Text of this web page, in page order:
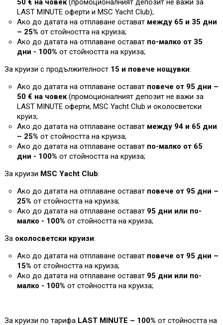
LAST MINUTE оферти и MSC Yacht Club);
Ако до датата на отплаване остават между 65 и 35 дни
– 25% от стойността на круиза;
Ако до датата на отплаване остават по-малко от 35
дни - 100% от стойността на круиза;
За круизи с продължителност 15 и повече нощувки:
Ако до датата на отплаване остават повече от 95 дни –
50 € на човек (промоционалният депозит не важи за
LAST MINUTE оферти, MSC Yacht Club и околосветски
круиз;
Ако до датата на отплаване остават между 94 и 65 дни
– 25% от стойността на круиза;
Ако до датата на отплаване остават по-малко от 65
дни - 100% от стойността на круиза;
За круизи MSC Yacht Club:
Ако до датата на отплаване остават повече от 95 дни –
25% от стойността на круиза;
Ако до датата на отплаване остават 95 дни или по-
малко - 100% от стойността на круиза;
За околосветски круизи:
Ако до датата на отплаване остават повече от 95 дни –
15% от стойността на круиза;
Ако до датата на отплаване остават 95 дни или по-
малко - 100% от стойността на круиза;
За круизи по тарифа LAST MINUTE – 100% от стойността на